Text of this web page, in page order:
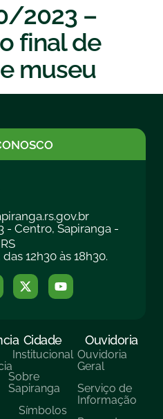
2023 –
final de
museu
- Centro, Sapiranga -
RS
12h30 às 18h30.
Cidade
Institucional
Sobre
Sapiranga
Símbolos
Ouvidoria
Ouvidoria
Geral
Serviço de
Informação